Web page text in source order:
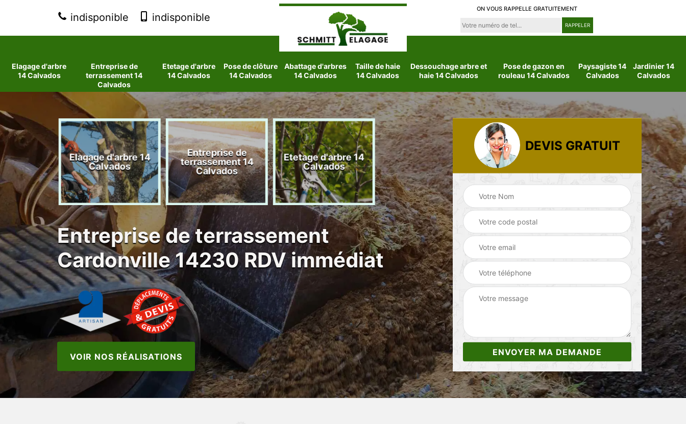
indisponible indisponible
ON VOUS RAPPELLE GRATUITEMENT
Elagage d'arbre
14 Calvados
Entreprise de
terrassement 14
Calvados
Etetage d'arbre
14 Calvados
Pose de clôture
14 Calvados
Abattage d'arbres
14 Calvados
Taille de haie
14 Calvados
Dessouchage arbre et
haie 14 Calvados
Pose de gazon en
rouleau 14 Calvados
Paysagiste 14
Calvados
Jardinier 14
Calvados
arbre
Calvados
Elagage d'arbre 14
Calvados
Entreprise de
terrassement 14
Calvados
Etetage d'arbre 14
Calvados
Jardinier 14
Calvados
Paysagiste 14
Pose de clôture 14
Calvados
Entreprise de terrassement
Cardonville 14230 RDV immédiat
VOIR NOS RÉALISATIONS
DEVIS GRATUIT